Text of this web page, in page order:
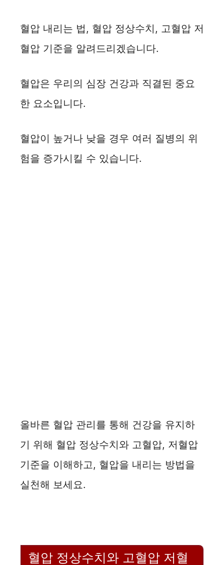
혈압 내리는 법, 혈압 정상수치, 고혈압 저
혈압 기준을 알려드리겠습니다.
혈압은 우리의 심장 건강과 직결된 중요
한 요소입니다.
혈압이 높거나 낮을 경우 여러 질병의 위
험을 증가시킬 수 있습니다.
올바른 혈압 관리를 통해 건강을 유지하
기 위해 혈압 정상수치와 고혈압, 저혈압
기준을 이해하고, 혈압을 내리는 방법을
실천해 보세요.
혈압 정상수치와 고혈압 저혈